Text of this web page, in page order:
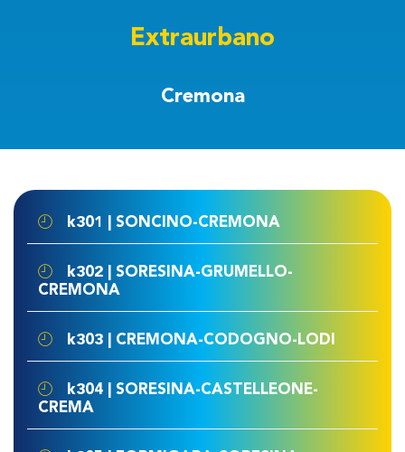
Extraurbano
Cremona
k301 | SONCINO-CREMONA
k302 | SORESINA-GRUMELLO-
CREMONA
k303 | CREMONA-CODOGNO-LODI
k304 | SORESINA-CASTELLEONE-
CREMA